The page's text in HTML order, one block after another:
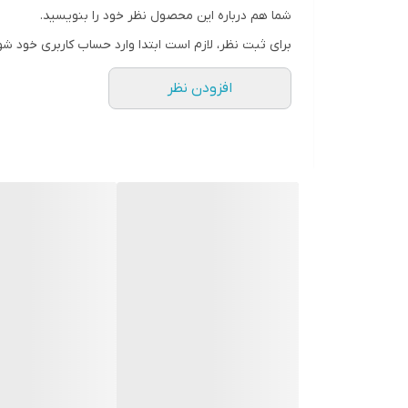
شما هم درباره این محصول نظر خود را بنویسید.
برای ثبت نظر، لازم است ابتدا وارد حساب کاربری خود
افزودن نظر